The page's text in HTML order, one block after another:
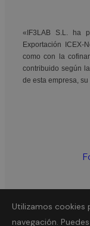
Utilizamos cookies
navegación.
«IF3LAB S.L. ha
Exportación ICEX-
como con la
contribuido según
de esta empresa,
2025 © Todos los